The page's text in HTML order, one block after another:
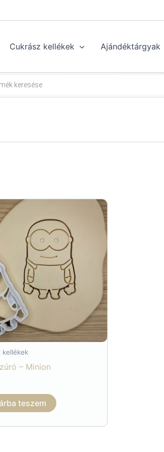
Cukrász kellékek Ajándéktárgyak
kellékek
– Minion
teszem